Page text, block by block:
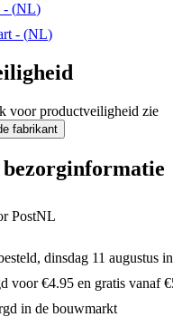
- (NL)
- (NL)
voor productveiligheid zie
fabrikant
bezorginformatie
PostNL
dinsdag 11 augustus
voor €4.95 en gratis vanaf
in de bouwmarkt